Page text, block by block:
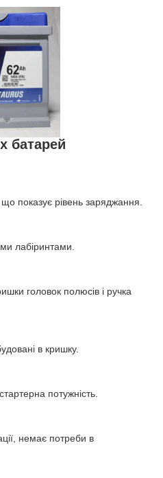
батарей
показує рівень заряджання.
лабіринтами.
головок полюсів і ручка
в кришку.
потужність.
немає потреби в